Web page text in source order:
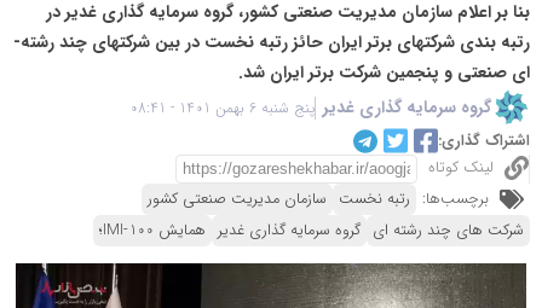
بنا بر اعلام سازمان مدیریت صنعتی کشور، گروه سرمایه گذاری غدیر در
رتبه بندی شرکت­های برتر ایران حائز رتبه نخست در بین شرکت­های چند رشته­
ای صنعتی و پنجمین شرکت برتر ایران شد.
گروه سرمایه گذاری غدیر پنج شنبه 6 بهمن 1401 - 08:41
اشتراک گذاری:
لینک کوتاه
برچسب‌ها: رتبه نخست سازمان مدیریت صنعتی کشور
شرکت های چند رشته ای گروه سرمایه گذاری غدیر همایش IMI-100؛